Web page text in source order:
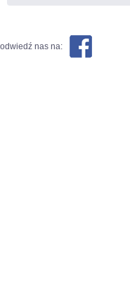
odwiedź nas na: